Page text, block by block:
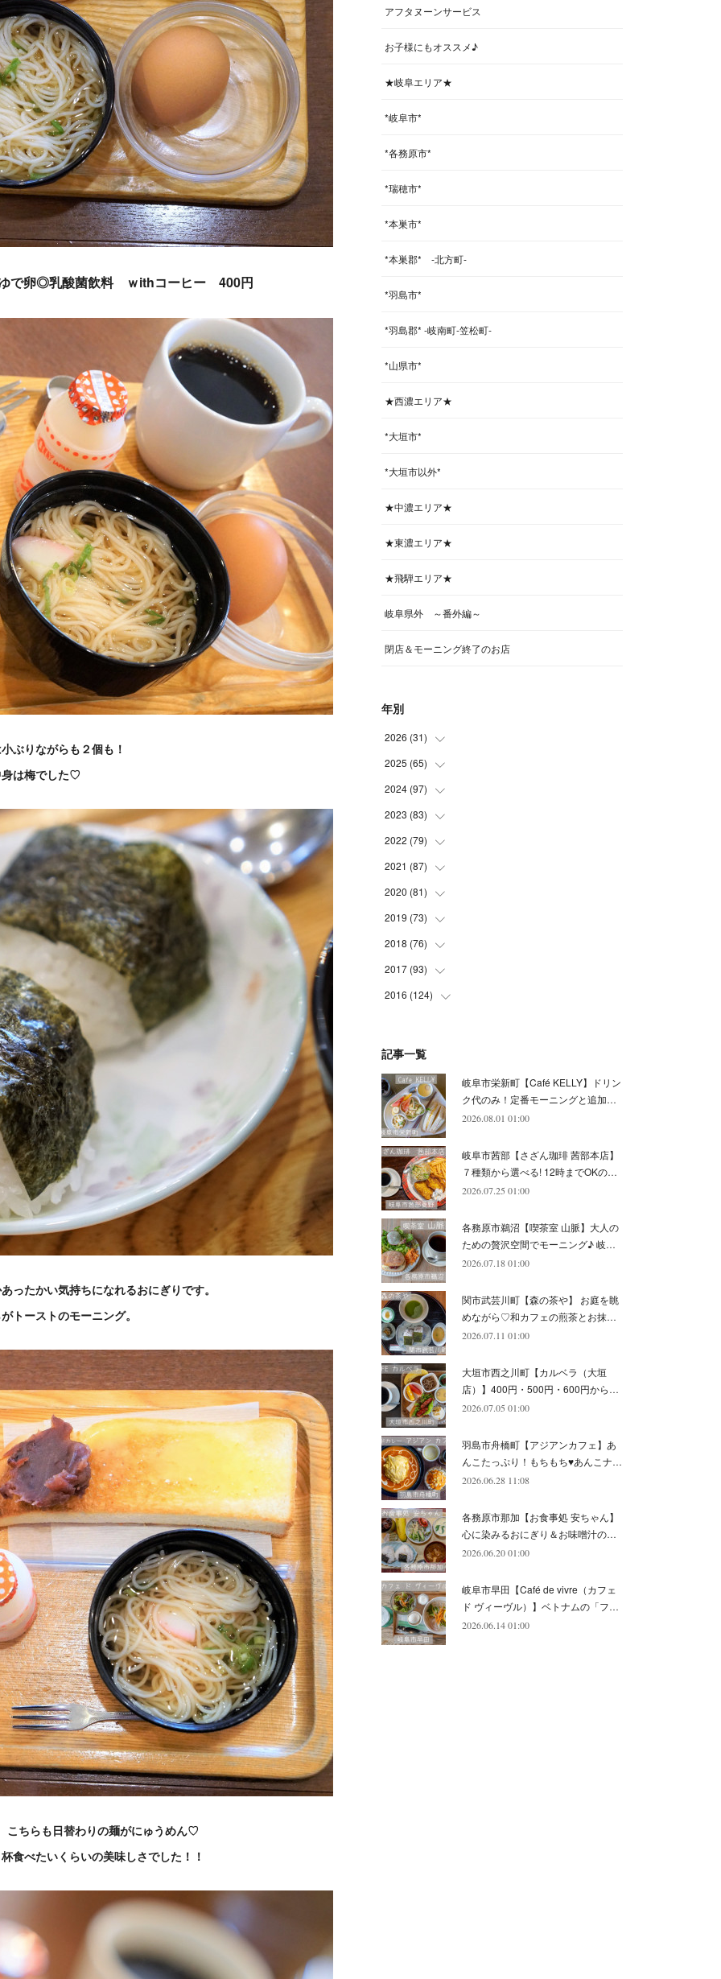
で卵◎乳酸菌飲料 ｗithコーヒー 400円
ぶりながらも２個も！
は梅でした♡
ったかい気持ちになれるおにぎりです。
トーストのモーニング。
こちらも日替わりの麺がにゅうめん♡
食べたいくらいの美味しさでした！！
アフタヌーンサービス
お子様にもオススメ♪
★岐阜エリア★
*岐阜市*
*各務原市*
*瑞穂市*
*本巣市*
*本巣郡* -北方町-
*羽島市*
*羽島郡* -岐南町-笠松町-
*山県市*
★西濃エリア★
*大垣市*
*大垣市以外*
★中濃エリア★
★東濃エリア★
★飛騨エリア★
岐阜県外 ～番外編～
閉店＆モーニング終了のお店
年別
2026 (31)
(4
(4
(5
(4
(5
(4
(5
2025 (65)
(5
(6
(6
(6
(5
(4
(5
(7
(7
2024 (97)
(5
(7
(7
(8
(9
(8
(11
(8)
(6
(10)
2023 (83)
(6
(7
(7
(9
(8
(7
(7)
(5
(6)
(8)
2022 (79)
(4
(8
(10
)
(7
(8
(9)
(4)
(6)
2021 (87)
(12
)
(9
(11
)
(1
(6)
( 7)
(9)
(2)
2020 (81)
(10
)
(11
)
(8
(7)
(5)
(1)
(8)
(4)
(7)
2019 (73)
(4
(6
(4)
(5)
(4)
(4)
(10)
(10)
(6)
2018 (76)
(9
(3)
(8)
(7)
(6)
(5)
(6)
(8)
(8)
2017 (93)
(7)
(8)
(8)
(8)
(9)
(9)
(9)
(7)
(11)
2016 (124)
(10)
(12)
(16)
(9)
(13)
(8)
(6)
(12)
(6)
記事一覧
岐阜市栄新町【Café KELLY】ドリン
ク代のみ！定番モーニングと追加…
2026.08.01 01:00
岐阜市茜部【さざん珈琲 茜部本店】
７種類から選べる! 12時までOKの…
2026.07.25 01:00
各務原市鵜沼【喫茶室 山脈】大人の
ための贅沢空間でモーニング♪ 岐…
2026.07.18 01:00
関市武芸川町【森の茶や】 お庭を眺
めながら♡和カフェの煎茶とお抹…
2026.07.11 01:00
大垣市西之川町【カルベラ（大垣
店）】400円・500円・600円から…
2026.07.05 01:00
羽島市舟橋町【アジアンカフェ】あ
んこたっぷり！もちもち♥あんこナ…
2026.06.28 11:08
各務原市那加【お食事処 安ちゃん】
心に染みるおにぎり＆お味噌汁の…
2026.06.20 01:00
岐阜市早田【Café de vivre（カフェ
ド ヴィーヴル）】ベトナムの「フ…
2026.06.14 01:00